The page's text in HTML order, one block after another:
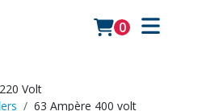
0
Volt
63 Ampère 400 volt